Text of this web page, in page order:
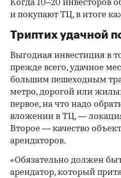
Когда 10–20 инвесторов
и покупают ТЦ, в итоге
Триптих удачной
Выгодная инвестиция в
прежде всего, удачное
большим пешеходным
метро, дорогой или
первое, на что надо
вложении в ТЦ, —
Второе — качество
арендаторов.
«Обязательно должен
арендатор, который